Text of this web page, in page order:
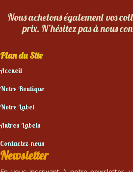
Nous achetons également vos
prix. N’hésitez pas à nous
Plan du Site
Accueil
Notre Boutique
Notre Label
Autres Labels
Contactez-nous
Newsletter